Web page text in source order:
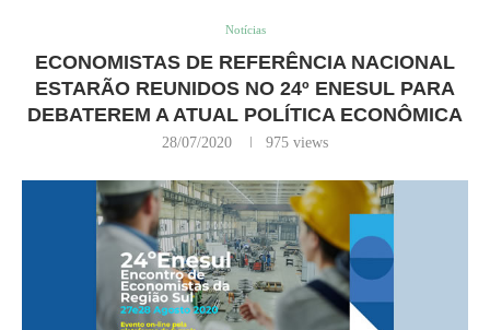
Notícias
ECONOMISTAS DE REFERÊNCIA NACIONAL
ESTARÃO REUNIDOS NO 24º ENESUL PARA
DEBATEREM A ATUAL POLÍTICA ECONÔMICA
28/07/2020 975 views